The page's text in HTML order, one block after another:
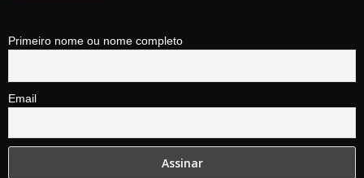
Primeiro nome ou nome completo
Email